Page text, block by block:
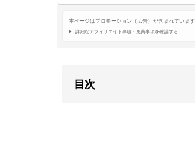
本ページはプロモーション（広告）が含まれています
詳細なアフィリエイト事項・免責事項を確認する
目次